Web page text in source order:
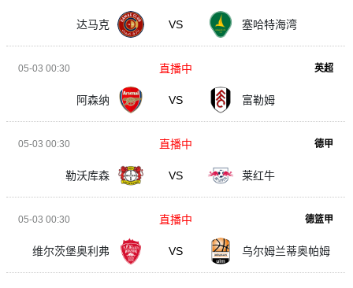
达马克 VS 塞哈特海湾
05-03 00:30 英超
阿森纳 VS 富勒姆
直播中
05-03 00:30 德甲
勒沃库森 VS 莱红牛
直播中
05-03 00:30 德篮甲
维尔茨堡奥利弗 VS 乌尔姆兰蒂奥帕姆
直播中